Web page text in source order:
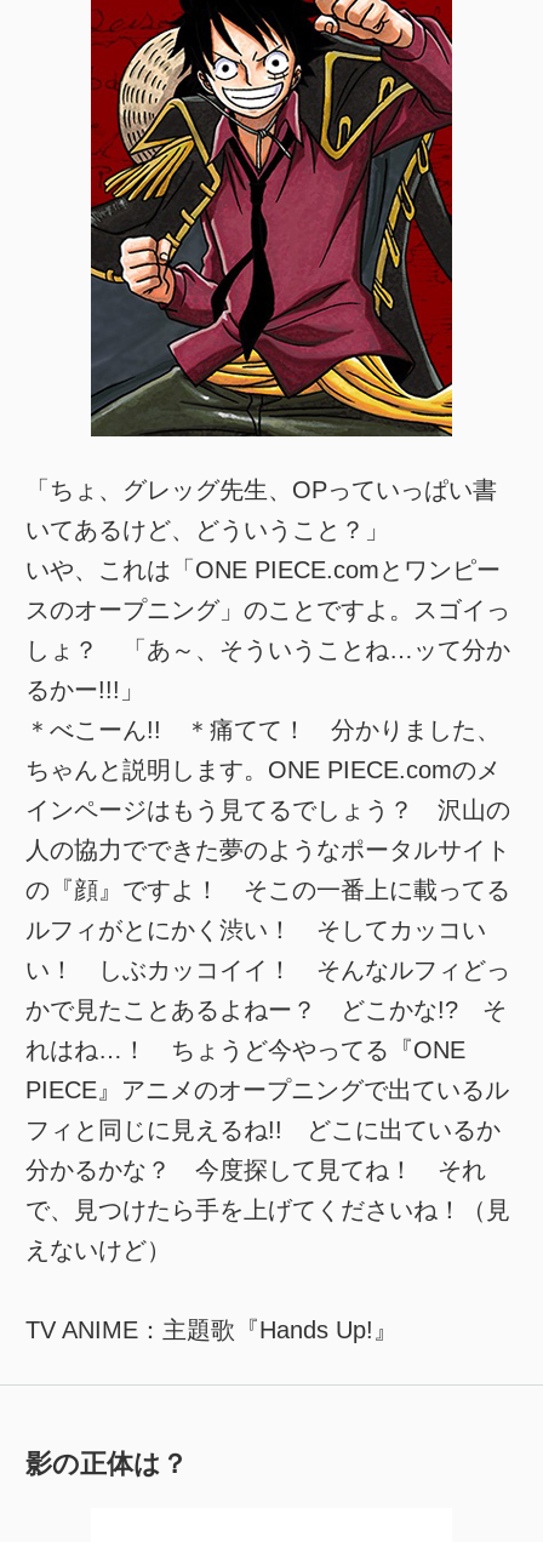
「ちょ、グレッグ先生、OPっていっぱい書
いてあるけど、どういうこと？」
いや、これは「ONE PIECE.comとワンピー
スのオープニング」のことですよ。スゴイっ
しょ？ 「あ～、そういうことね…ッて分か
るかー!!!」
＊べこーん!! ＊痛てて！ 分かりました、
ちゃんと説明します。ONE PIECE.comのメ
インページはもう見てるでしょう？ 沢山の
人の協力でできた夢のようなポータルサイト
の『顔』ですよ！ そこの一番上に載ってる
ルフィがとにかく渋い！ そしてカッコい
い！ しぶカッコイイ！ そんなルフィどっ
かで見たことあるよねー？ どこかな!? そ
れはね…！ ちょうど今やってる『ONE
PIECE』アニメのオープニングで出ているル
フィと同じに見えるね!! どこに出ているか
分かるかな？ 今度探して見てね！ それ
で、見つけたら手を上げてくださいね！（見
えないけど）
TV ANIME：主題歌『Hands Up!』
影の正体は？